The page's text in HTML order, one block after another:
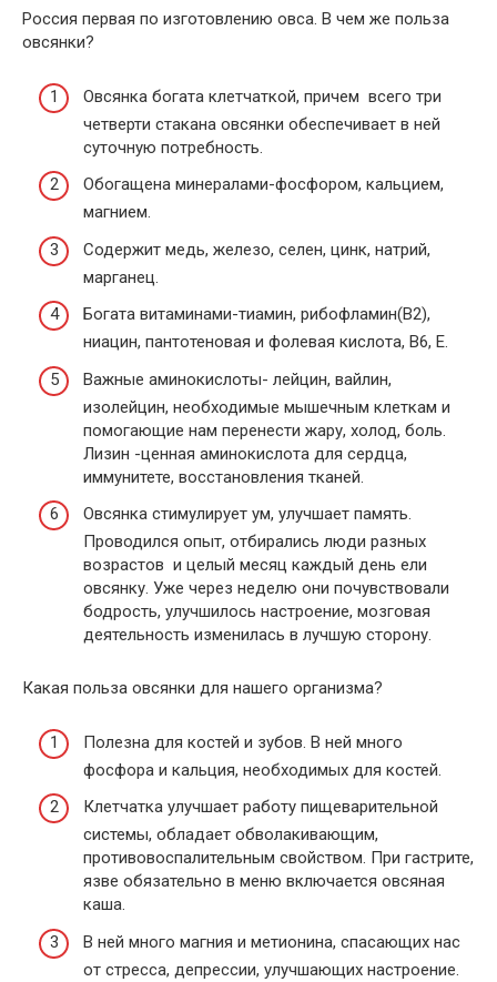
Россия первая по изготовлению овса. В чем же польза
овсянки?
Овсянка богата клетчаткой, причем всего три
четверти стакана овсянки обеспечивает в ней
суточную потребность.
Обогащена минералами-фосфором, кальцием,
магнием.
Содержит медь, железо, селен, цинк, натрий,
марганец.
Богата витаминами-тиамин, рибофламин(В2),
ниацин, пантотеновая и фолевая кислота, В6, Е.
Важные аминокислоты- лейцин, вайлин,
изолейцин, необходимые мышечным клеткам и
помогающие нам перенести жару, холод, боль.
Лизин -ценная аминокислота для сердца,
иммунитете, восстановления тканей.
Овсянка стимулирует ум, улучшает память.
Проводился опыт, отбирались люди разных
возрастов и целый месяц каждый день ели
овсянку. Уже через неделю они почувствовали
бодрость, улучшилось настроение, мозговая
деятельность изменилась в лучшую сторону.
Какая польза овсянки для нашего организма?
Полезна для костей и зубов. В ней много
фосфора и кальция, необходимых для костей.
Клетчатка улучшает работу пищеварительной
системы, обладает обволакивающим,
противовоспалительным свойством. При гастрите,
язве обязательно в меню включается овсяная
каша.
В ней много магния и метионина, спасающих нас
от стресса, депрессии, улучшающих настроение.